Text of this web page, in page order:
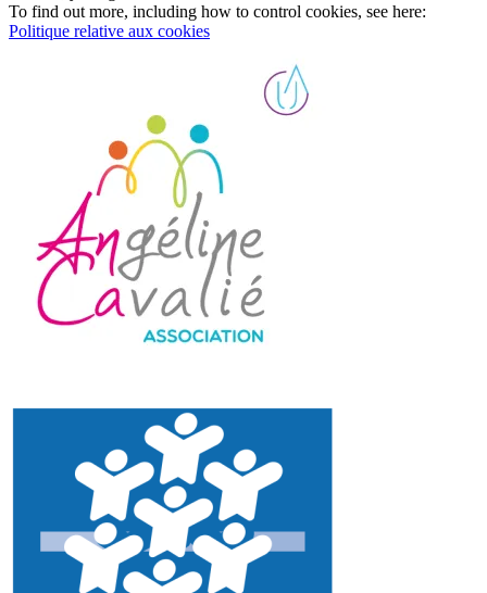
To find out more, including how to control cookies, see here:
Politique relative aux cookies